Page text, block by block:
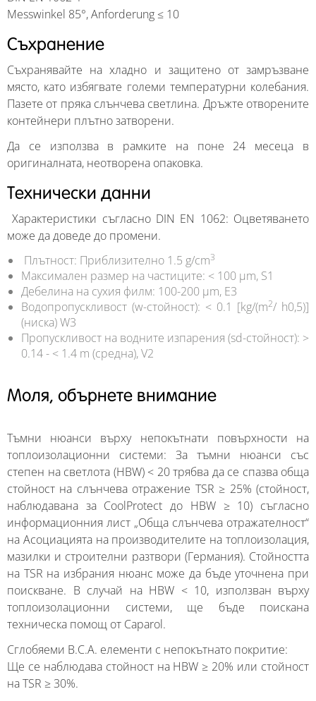
Messwinkel 85°, Anforderung ≤ 10
Съхранение
Съхранявайте на хладно и защитено от замръзване
място, като избягвате големи температурни колебания.
Пазете от пряка слънчева светлина. Дръжте отворените
контейнери плътно затворени.
Да се ​​използва в рамките на поне 24 месеца в
оригиналната, неотворена опаковка.
Технически данни
Характеристики съгласно DIN EN 1062: Оцветяването
може да доведе до промени.
Плътност: Приблизително 1.5 g/cm3
Максимален размер на частиците: < 100 µm, S1
Дебелина на сухия филм: 100-200 µm, E3
Водопропускливост (w-стойност): < 0.1 [kg/(m2/ h0,5)]
(ниска) W3
Пропускливост на водните изпарения (sd-стойност): >
0.14 - < 1.4 m (средна), V2
Моля, обърнете внимание
Тъмни нюанси върху непокътнати повърхности на
топлоизолационни системи: За тъмни нюанси със
степен на светлота (HBW) < 20 трябва да се спазва обща
стойност на слънчева отражение TSR ≥ 25% (стойност,
наблюдавана за CoolProtect до HBW ≥ 10) съгласно
информационния лист „Обща слънчева отражателност“
на Асоциацията на производителите на топлоизолация,
мазилки и строителни разтвори (Германия). Стойността
на TSR на избрания нюанс може да бъде уточнена при
поискване. В случай на HBW < 10, използван върху
топлоизолационни системи, ще бъде поискана
техническа помощ от Caparol.
Сглобяеми B.C.A. елементи с непокътнато покритие:
Ще се наблюдава стойност на HBW ≥ 20% или стойност
на TSR ≥ 30%.